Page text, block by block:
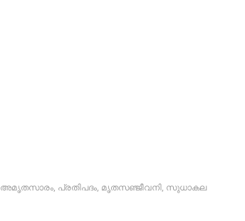
അമൃതസാരം, പ്രതിപദം, മൃതസഞ്ജീവനി, സുധാകല